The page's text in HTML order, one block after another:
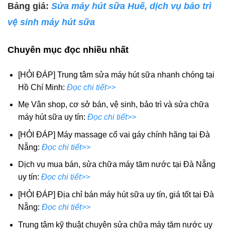
Bảng giá: Sửa máy hút sữa Huế, dịch vụ bảo trì
vệ sinh máy hút sữa
Chuyên mục đọc nhiều nhất
[HỎI ĐÁP] Trung tâm sửa máy hút sữa nhanh chóng tại
Hồ Chí Minh: Đọc chi tiết>>
Mẹ Vân shop, cơ sở bán, vệ sinh, bảo trì và sửa chữa
máy hút sữa uy tín: Đọc chi tiết>>
[HỎI ĐÁP] Máy massage cổ vai gáy chính hãng tại Đà
Nẵng: Đọc chi tiết>>
Dịch vụ mua bán, sửa chữa máy tăm nước tại Đà Nẵng
uy tín: Đọc chi tiết>>
[HỎI ĐÁP] Địa chỉ bán máy hút sữa uy tín, giá tốt tại Đà
Nẵng: Đọc chi tiết>>
Trung tâm kỹ thuật chuyên sửa chữa máy tăm nước uy